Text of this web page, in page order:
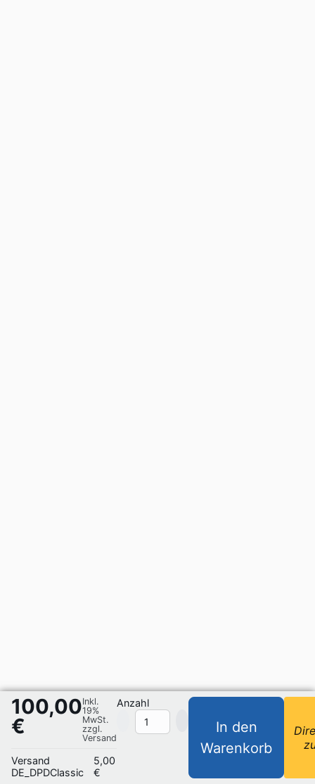
100,00
€
Inkl.
19%
MwSt.
zzgl.
Versand
Versand
DE_DPDClassic
5,00
€
Anzahl
In den
Warenkorb